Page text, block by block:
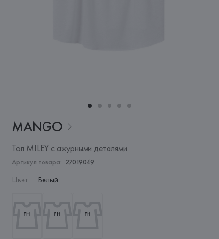
MANGO
Топ MILEY с ажурными деталями
Артикул товара: 27019049
Цвет: Белый